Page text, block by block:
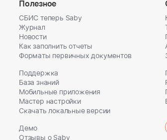
Полезное
СБИС теперь Saby
Журнал
Новости
Как заполнить отчеты
Форматы первичных документов
Поддержка
База знаний
Мобильные приложения
Мастер настройки
Скачать локальные версии
Демо
Отзывы о Saby